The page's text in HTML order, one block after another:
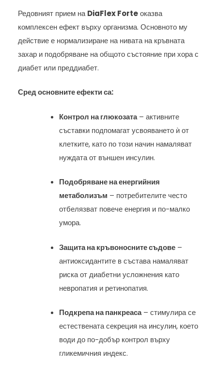
Редовният прием наDiaFlex Forteоказва
комплексен ефект върху организма. Основното му
действие е нормализиране на нивата на кръвната
захар и подобряване на общото състояние при хора с
диабет или преддиабет.
Сред основните ефекти са:
Контрол на глюкозата– активните
съставки подпомагат усвояването ѝ от
клетките, като по този начин намаляват
нуждата от външен инсулин.
Подобряване на енергийния
метаболизъм – потребителите често
отбелязват повече енергия и по-малко
умора.
Защита на кръвоносните съдове –
антиоксидантите в състава намаляват
риска от диабетни усложнения като
невропатия и ретинопатия.
Подкрепа на панкреаса– стимулира се
естествената секреция на инсулин, което
води до по-добър контрол върху
гликемичния индекс.